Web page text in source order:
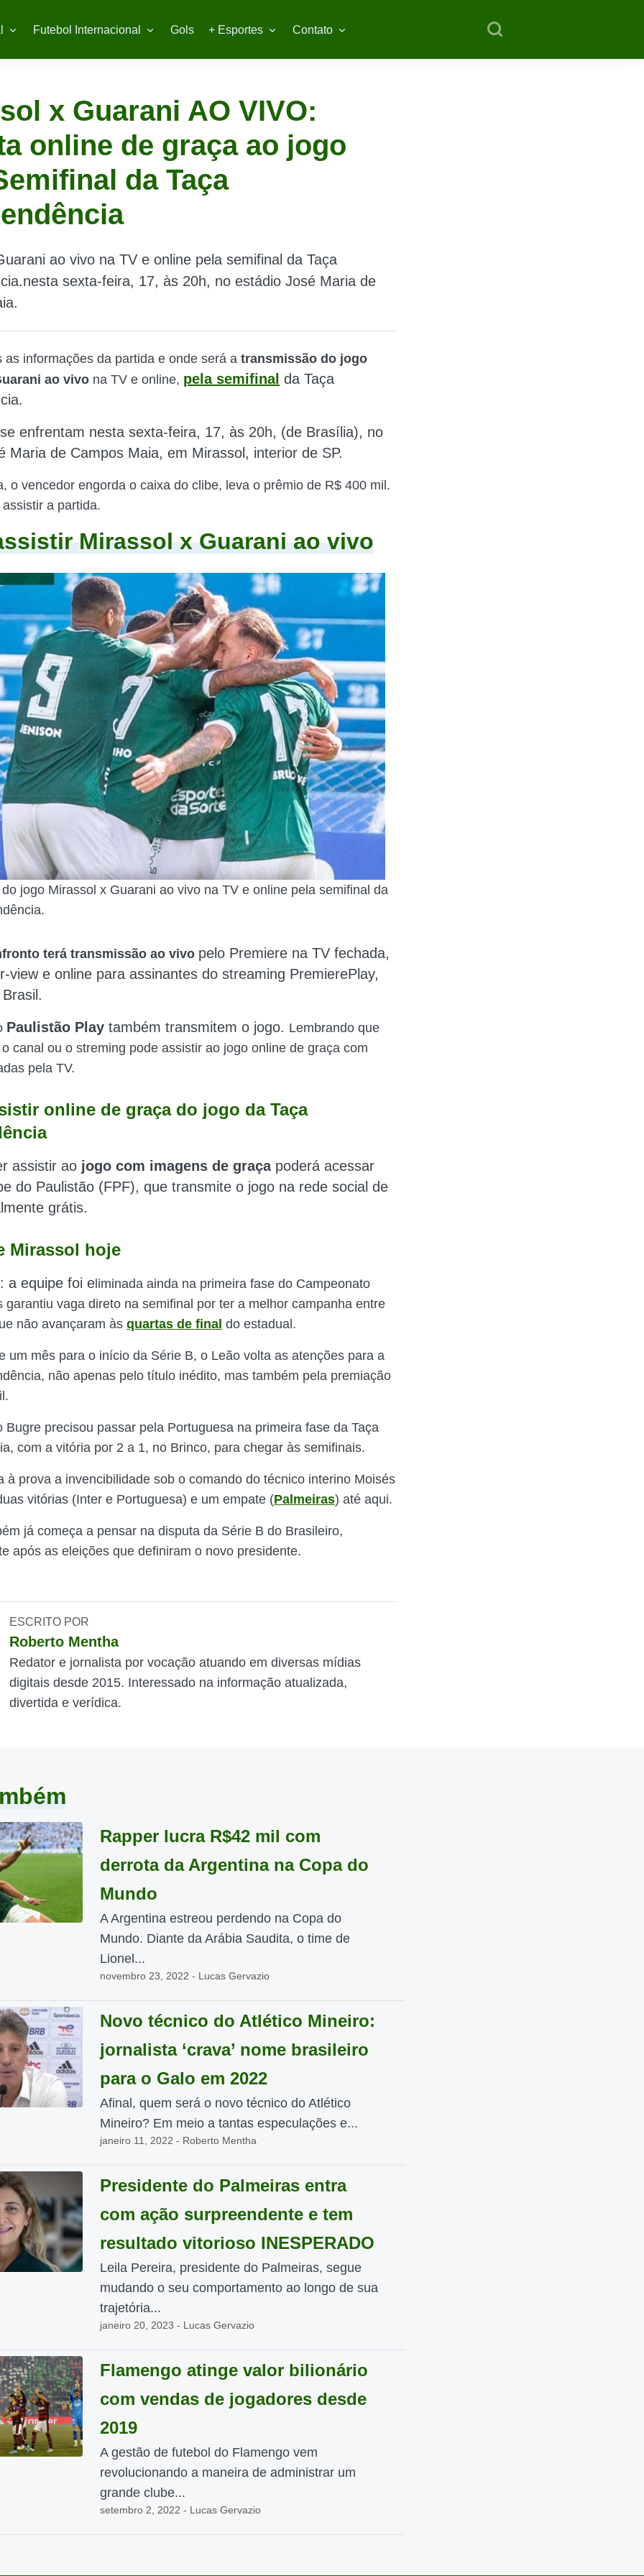
Futebol Internacional Gols + Esportes Contato
x Guarani AO VIVO:
online de graça ao jogo
da Taça
ao vivo na TV e online pela semifinal da Taça
sexta-feira, 17, às 20h, no estádio José Maria de
as informações da partida e onde será a transmissão do jogo
ao vivo na TV e online, pela semifinal da Taça
enfrentam nesta sexta-feira, 17, às 20h, (de Brasília), no
Maria de Campos Maia, em Mirassol, interior de SP.
o vencedor engorda o caixa do clibe, leva o prêmio de R$ 400 mil.
a partida.
Mirassol x Guarani ao vivo
jogo Mirassol x Guarani ao vivo na TV e online pela semifinal da
terá transmissão ao vivo pelo Premiere na TV fechada,
view e online para assinantes do streaming PremierePlay,
Paulistão Play também transmitem o jogo. Lembrando que
canal ou o streming pode assistir ao jogo online de graça com
pela TV.
online de graça do jogo da Taça
assistir ao jogo com imagens de graçapoderá acessar
do Paulistão (FPF), que transmite o jogo na rede social de
grátis.
Mirassol hoje
: a equipe foi e liminada ainda na primeira fase do Campeonato
garantiu vaga direto na semifinal por ter a melhor campanha entre
não avançaram às quartas de final do estadual.
um mês para o início da Série B, o Leão volta as atenções para a
não apenas pelo título inédito, mas também pela premiação
Bugre precisou passar pela Portuguesa na primeira fase da Taça
com a vitória por 2 a 1, no Brinco, para chegar às semifinais.
à prova a invencibilidade sob o comando do técnico interino Moisés
vitórias (Inter e Portuguesa) e um empate (Palmeiras) até aqui.
já começa a pensar na disputa da Série B do Brasileiro,
após as eleições que definiram o novo presidente.
ESCRITO POR
Roberto Mentha
Redator e jornalista por vocação atuando em diversas mídias
digitais desde 2015. Interessado na informação atualizada,
divertida e verídica.
Rapper lucra R$42 mil com
derrota da Argentina na Copa do
Mundo
A Argentina estreou perdendo na Copa do
Mundo. Diante da Arábia Saudita, o time de
Lionel...
novembro 23, 2022 - Lucas Gervazio
Novo técnico do Atlético Mineiro:
jornalista ‘crava’ nome brasileiro
para o Galo em 2022
Afinal, quem será o novo técnico do Atlético
Mineiro? Em meio a tantas especulações e...
janeiro 11, 2022 - Roberto Mentha
Presidente do Palmeiras entra
com ação surpreendente e tem
resultado vitorioso INESPERADO
Leila Pereira, presidente do Palmeiras, segue
mudando o seu comportamento ao longo de sua
trajetória...
janeiro 20, 2023 - Lucas Gervazio
Flamengo atinge valor bilionário
com vendas de jogadores desde
2019
A gestão de futebol do Flamengo vem
revolucionando a maneira de administrar um
grande clube...
setembro 2, 2022 - Lucas Gervazio